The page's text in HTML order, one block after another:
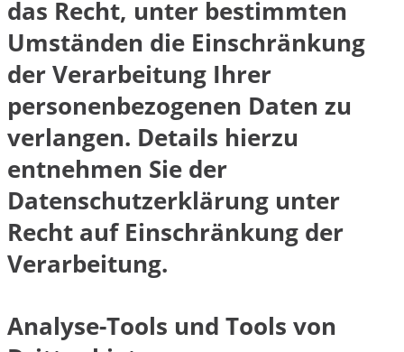
das Recht, unter bestimmten
Umständen die Einschränkung
der Verarbeitung Ihrer
personenbezogenen Daten zu
verlangen. Details hierzu
entnehmen Sie der
Datenschutzerklärung unter
Recht auf Einschränkung der
Verarbeitung.
Analyse-Tools und Tools von